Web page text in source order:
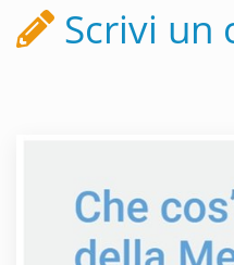
Scrivi un